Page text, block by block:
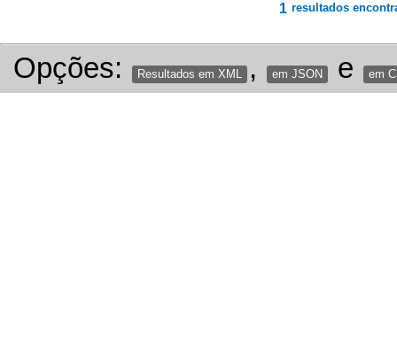
1 resultados
Opções: Resultados em XML , em JSON e em